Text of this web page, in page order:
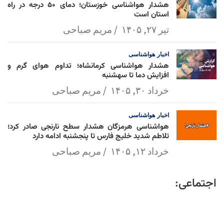
هشدار هواشناسی خوزستان؛ دمای ۵۰ درجه در راه
استان است
تیر ۲۷, ۱۴۰۵ مریم صباحی
اخبار هواشناسی
هشدار هواشناسی کرمانشاه؛ تداوم هوای گرم و
افزایش دما تا سهشنبه
خرداد ۳۰, ۱۴۰۵ مریم صباحی
اخبار هواشناسی
هواشناسی هرمزگان هشدار سطح نارنجی صادر کرد؛
تلاطم شدید خلیج فارس تا پنجشنبه ادامه دارد
خرداد ۱۲, ۱۴۰۵ مریم صباحی
اجتماعی: